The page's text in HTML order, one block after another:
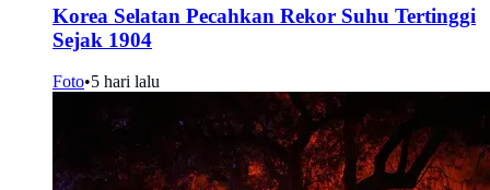
Korea Selatan Pecahkan Rekor Suhu Tertinggi
Sejak 1904
Foto•5 hari lalu